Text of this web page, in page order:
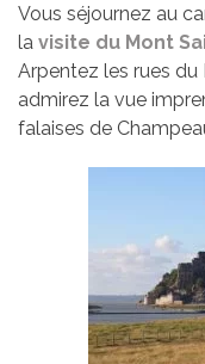
Vous séjournez au
la visite du Mont
Arpentez les rues du
admirez la vue
falaises de